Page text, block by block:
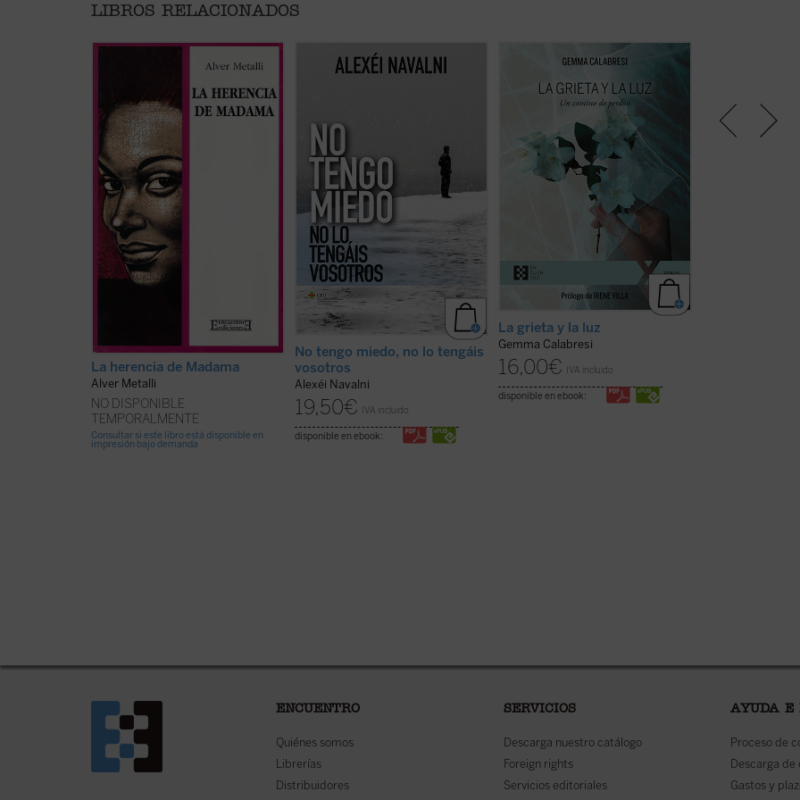
LIBROS RELACIONADOS
«Madama» ---así se la conoce en
Bahía--- es una mujer alegre y
positiva, devota y exuberante.
Cuando muere se produce un
imprevisible chantaje a un alto
eclesiástico romano. La historia
empieza así a desarrollarse entre
las dos orillas del Atlántico con la
presencia constante ...
La herencia de Madama
Alver Metalli
NO DISPONIBLE
TEMPORALMENTE
Consultar si este libro está disponible en
impresión bajo demanda
Este libro reúne un conjunto de
en las cárceles siberianas de
Putin.... (ver ficha)
No tengo miedo, no lo tengáis
vosotros
Alexéi Navalni
19,50€ IVA incluido
disponible en ebook:
Este libro es el relato de un viaje,
el que Gemma Capra, viuda del
comisario Calabresi, ha recorrido
desde el día del asesinato de su
marido. Con prólogo de Irene Villa,
La grieta y la luz
es un testimonio
intenso, conmovedor y sincero
sobre el sentido de la justicia, el
perdón y la memoria... (ver ficha)
La grieta y la luz
Gemma Calabresi
16,00€ IVA incluido
disponible en ebook:
citadas, en su
expresión de
ENCUENTRO
Quiénes somos
Librerías
Distribuidores
SERVICIOS
Descarga nuestro catálogo
Foreign rights
Servicios editoriales
AYUDA E
Proceso de
Descarga de
Gastos y